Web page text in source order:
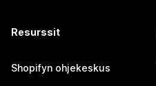
Resurssit
Shopifyn ohjekeskus